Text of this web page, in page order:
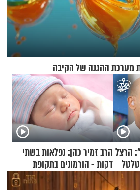
מערכת ההגנה של הקיבה
הרצל הרב זמיר כהן: נפלאות בשתי
דקות - הורמונים בתקופת
הפוריות